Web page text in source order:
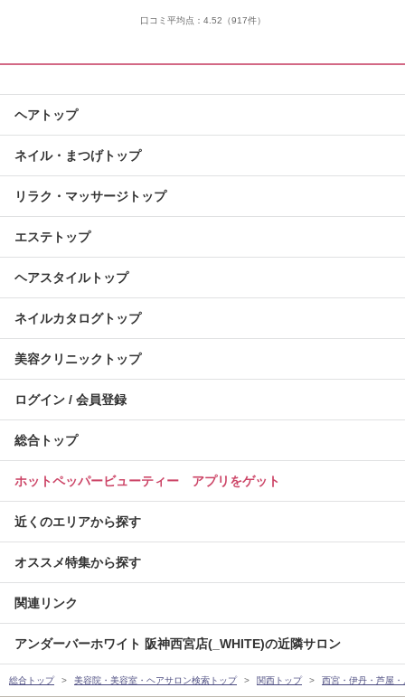
口コミ平均点： 4.52 （917件）
ヘアトップ
ネイル・まつげトップ
リラク・マッサージトップ
エステトップ
ヘアスタイルトップ
ネイルカタログトップ
美容クリニックトップ
ログイン / 会員登録
総合トップ
ホットペッパービューティー アプリをゲット
近くのエリアから探す
オススメ特集から探す
関連リンク
アンダーバーホワイト 阪神西宮店(_WHITE)の近隣サロン
総合トップ 美容院・美容室・ヘアサロン検索トップ 関西トップ 西宮・伊丹・芦屋